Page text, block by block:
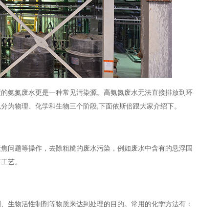
氨氮废水更是一种常见污染源。高氨氮废水无法直接排放到环
为物理、化学和生物三个阶段,下面依斯倍跟大家介绍下。
问题等操作，去除粗糙的废水污染，例如废水中含有的悬浮固
艺。
生物活性制剂等物质来达到处理的目的。常用的化学方法有：